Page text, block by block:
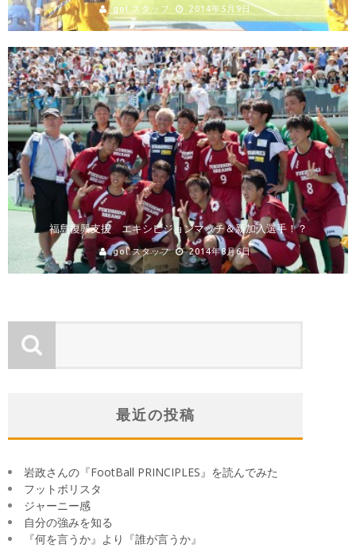
gol.スタッフ 2014年5月9日
福島復興支援 エキシビジョンマッチ＆新加入選手！？
gol.スタッフ 2014年8月6日
最近の投稿
岩政さんの『FootBall PRINCIPLES』を読んでみた
フットボリスタ
ジャーニー感
自分の強みを知る
『何を言うか』より『誰が言うか』